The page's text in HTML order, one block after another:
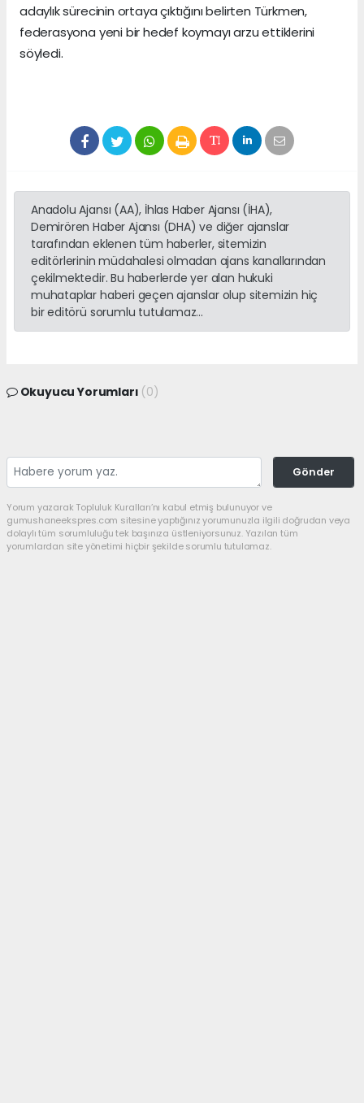
adaylık sürecinin ortaya çıktığını belirten Türkmen,
federasyona yeni bir hedef koymayı arzu ettiklerini
söyledi.
Anadolu Ajansı (AA), İhlas Haber Ajansı (İHA),
Demirören Haber Ajansı (DHA) ve diğer ajanslar
tarafından eklenen tüm haberler, sitemizin
editörlerinin müdahalesi olmadan ajans kanallarından
çekilmektedir. Bu haberlerde yer alan hukuki
muhataplar haberi geçen ajanslar olup sitemizin hiç
bir editörü sorumlu tutulamaz...
Okuyucu Yorumları (0)
Gönder
Yorum yazarak Topluluk Kuralları’nı kabul etmiş bulunuyor ve
gumushaneekspres.com sitesine yaptığınız yorumunuzla ilgili doğrudan veya
dolaylı tüm sorumluluğu tek başınıza üstleniyorsunuz. Yazılan tüm
yorumlardan site yönetimi hiçbir şekilde sorumlu tutulamaz.